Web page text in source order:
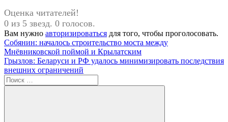
Оценка читателей!
0 из 5 звезд. 0 голосов.
Вам нужно авторизироваться для того, чтобы проголосовать.
Навигация
по
записям
Предыдущая
запись:
Собянин: началось строительство моста между
Мнёвниковской поймой и Крылатским
Следующая
запись:
Грызлов: Беларуси и РФ удалось минимизировать последствия
внешних ограничений
Поиск
для: